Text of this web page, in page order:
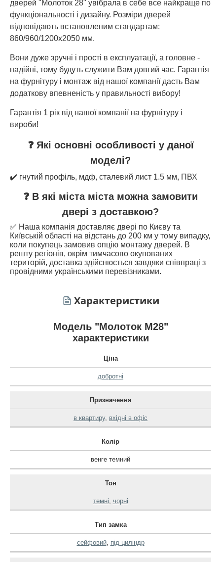
дверей "Молоток 28" увібрала в себе все найкраще по
функціональності і дизайну. Розміри дверей
відповідають встановленим стандартам:
860/960/1200х2050 мм.
Вони дуже зручні і прості в експлуатації, а головне -
надійні, тому будуть служити Вам довгий час. Гарантія
на фурнітуру і монтаж від нашої компанії дасть Вам
додаткову впевненість у правильності вибору!
Гарантія 1 рік від нашої компанії на фурнітуру і
вироби!
❓ Які основні особливості у даної
моделі?
✔️ гнутий профіль, мдф, сталевий лист 1.5 мм, ПВХ
❓ В які міста міста можна замовити
двері з доставкою?
✅ Наша компанія доставляє двері по Києву та
Київській області на відстань до 200 км у тому випадку,
коли покупець замовив опцію монтажу дверей. В
решту регіонів, окрім тимчасово окупованих
територій, доставка здійснюється завдяки співпраці з
провідними українськими перевізниками.
Характеристики
Модель "Молоток М28"
характеристики
Ціна
добротні
Призначення
в квартиру, вхідні в офіс
Колір
венге темний
Тон
темні, чорні
Тип замка
сейфовий, під циліндр